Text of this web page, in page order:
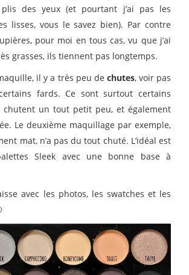
des yeux (et pourtant j’ai pas les
lisses, vous le savez bien). Par contre
pour moi en tous cas, vu que j’ai
grasses, ils tiennent pas longtemps.
il y a très peu de chutes, voir pas
fards. Ce sont surtout certains
un tout petit peu, et également
Le deuxième maquillage par exemple,
mat, n’a pas du tout chuté. L’idéal est
Sleek avec une bonne base à
avec les photos, les swatches et les